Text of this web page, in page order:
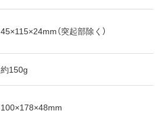
45×115×24mm（突起部除く）
約150g
100×178×48mm